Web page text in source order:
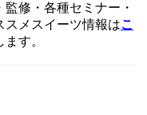
修・各種セミナー・
スメスイーツ情報はこ
す。